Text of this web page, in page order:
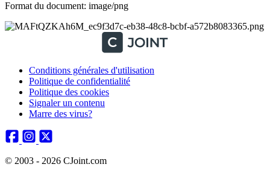
Format du document: image/png
Conditions générales d'utilisation
Politique de confidentialité
Politique des cookies
Signaler un contenu
Marre des virus?
© 2003 - 2026 CJoint.com